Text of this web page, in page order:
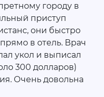
городу в
приступ
они быстро
в отель. Врач
укол и выписал
300 долларов)
Очень довольна